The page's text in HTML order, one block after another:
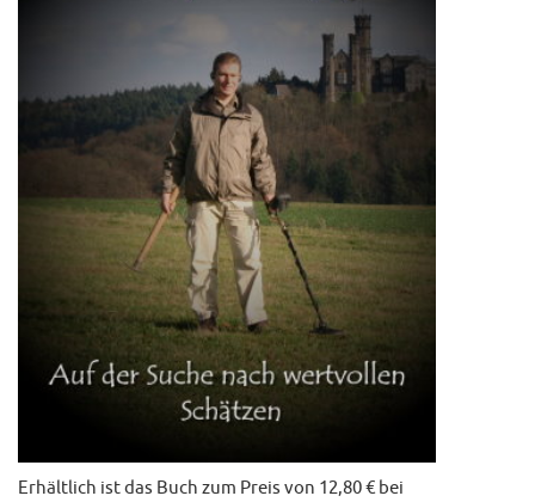
Erhältlich ist das Buch zum Preis von 12,80 € bei